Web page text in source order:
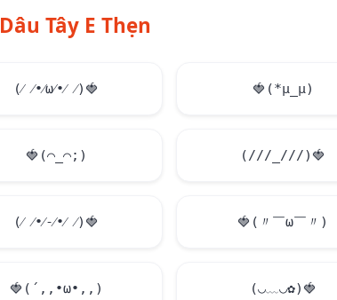
Dâu Tây E Thẹn
(⁄ ⁄•⁄ω⁄•⁄ ⁄) 🍓 🍓 (*μ_μ)
🍓 (⌒_⌒;) (///_///) 🍓
(⁄ ⁄•⁄-⁄•⁄ ⁄) 🍓 🍓 (〃￣ω￣〃)
🍓 (´,,•ω•,,) (◡﹏◡✿) 🍓